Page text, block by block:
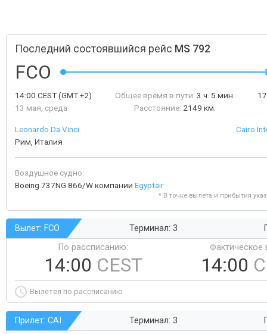
Последний состоявшийся рейс MS 792
FCO
14:00 CEST(GMT +2)
13 мая, среда
Общее время в пути: 3 ч. 5 мин.
Расстояние: 2149 км.
Leonardo Da Vinci
Рим, Италия
Cairo
Воздушное судно:
Boeing 737NG 866/W компании Egyptair
* В точке вылета и прибытия
Вылет: FCO Терминал: 3
По рассписанию:
14:00 CEST
Фактическое
14:00
Вылетел по рассписанию
Прилет: CAI Терминал: 3